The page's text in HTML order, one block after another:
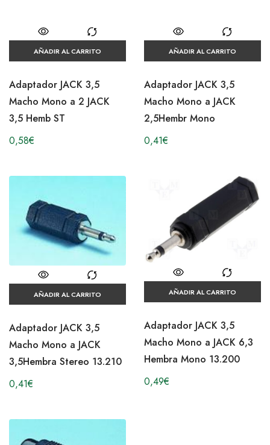
AÑADIR AL CARRITO
Adaptador JACK 3,5
Macho Mono a 2 JACK
3,5 Hemb ST
0,58€
AÑADIR AL CARRITO
Adaptador JACK 3,5
Macho Mono a JACK
2,5Hembr Mono
0,41€
AÑADIR AL CARRITO
Adaptador JACK 3,5
Macho Mono a JACK
3,5Hembra Stereo 13.210
0,41€
AÑADIR AL CARRITO
Adaptador JACK 3,5
Macho Mono a JACK 6,3
Hembra Mono 13.200
0,49€